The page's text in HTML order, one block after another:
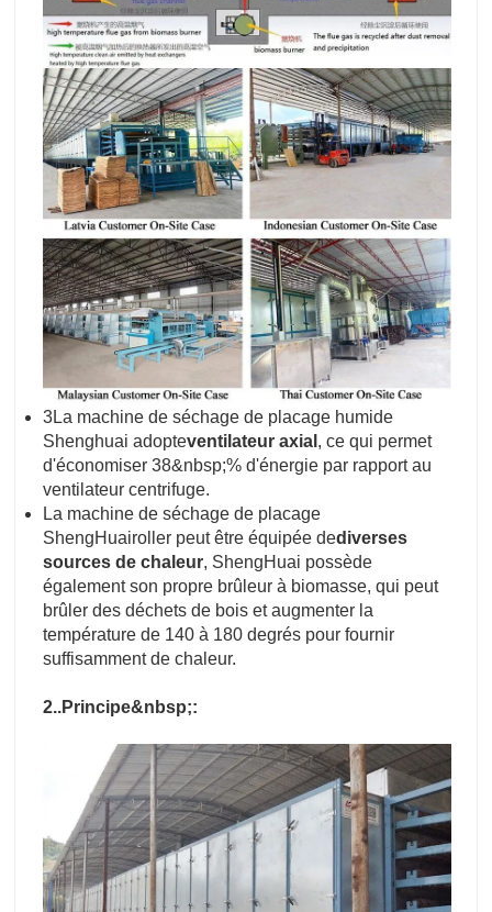
3La machine de séchage de placage humide
Shenghuai adopteventilateur axial , ce qui permet
d'économiser 38&nbsp;% d'énergie par rapport au
ventilateur centrifuge.
La machine de séchage de placage
ShengHuairoller peut être équipée dediverses
sources de chaleur, ShengHuai possède
également son propre brûleur à biomasse, qui peut
brûler des déchets de bois et augmenter la
température de 140 à 180 degrés pour fournir
suffisamment de chaleur.
2..Principe&nbsp;: